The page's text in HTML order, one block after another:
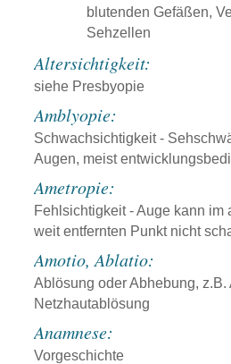
blutenden Gefäßen,
Sehzellen
Altersichtigkeit:
siehe Presbyopie
Amblyopie:
Schwachsichtigkeit -
Augen, meist
Ametropie:
Fehlsichtigkeit - Auge kann
weit entfernten Punkt nicht
Amotio, Ablatio:
Ablösung oder Abhebung, z.B.
Netzhautablösung
Anamnese:
Vorgeschichte